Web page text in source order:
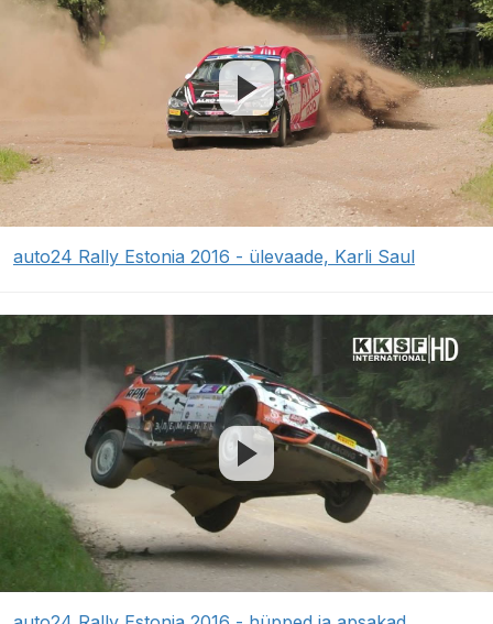
auto24 Rally Estonia 2016 - ülevaade, Karli Saul